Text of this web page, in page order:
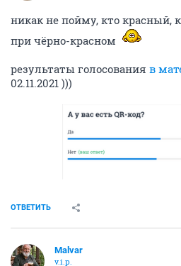
никак не пойму, кто красный,
при чёрно-красном
результаты голосования в
02.11.2021 )))
ОТВЕТИТЬ
Malvar
v.i.p.